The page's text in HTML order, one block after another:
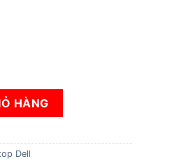
số lượng
HÀNG
Dell